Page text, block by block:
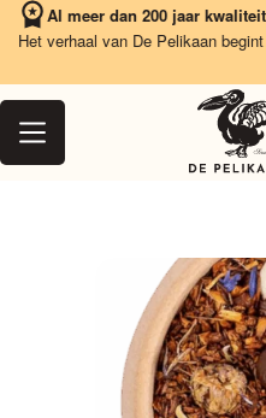
Ga
naar
inhoud
Al meer dan 200 jaar kwaliteit
verhaal van De Pelikaan begint